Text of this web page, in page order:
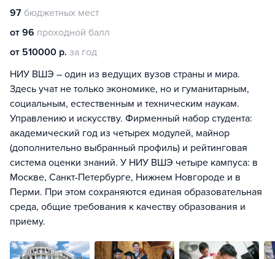
97 бюджетных мест
от 96 проходной балл
от 510000 р. за год
НИУ ВШЭ – один из ведущих вузов страны и мира.
Здесь учат не только экономике, но и гуманитарным,
социальным, естественным и техническим наукам.
Управлению и искусству. Фирменный набор студента:
академический год из четырех модулей, майнор
(дополнительно выбранный профиль) и рейтинговая
система оценки знаний. У НИУ ВШЭ четыре кампуса: в
Москве, Санкт-Петербурге, Нижнем Новгороде и в
Перми. При этом сохраняются единая образовательная
среда, общие требования к качеству образования и
приему.